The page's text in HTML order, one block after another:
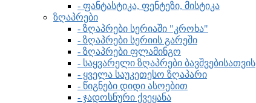
- ფანტასტიკა, ფენტეზი, მისტიკა
ზღაპრები
- ზღაპრები სერიაში "კროხა"
- ზღაპრები სერიის გარეში
- ზღაპრები ფლამინგო
- საყვარელი ზღაპრები ბავშვებისათვის
- ყველა საუკეთესო ზღაპარი
- წიგნები დიდი ასოებით
- ჯადოსნური ქვეყანა